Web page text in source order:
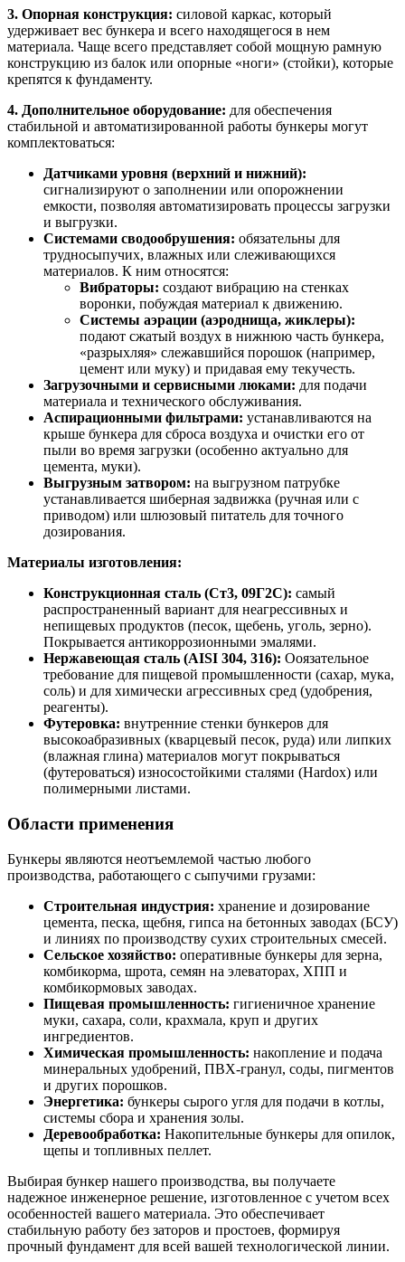
3. Опорная конструкция: силовой каркас, который
удерживает вес бункера и всего находящегося в нем
материала. Чаще всего представляет собой мощную рамную
конструкцию из балок или опорные «ноги» (стойки), которые
крепятся к фундаменту.
4. Дополнительное оборудование: для обеспечения
стабильной и автоматизированной работы бункеры могут
комплектоваться:
Датчиками уровня (верхний и нижний):
сигнализируют о заполнении или опорожнении
емкости, позволяя автоматизировать процессы загрузки
и выгрузки.
Системами сводообрушения: обязательны для
трудносыпучих, влажных или слеживающихся
материалов. К ним относятся:
Вибраторы: создают вибрацию на стенках
воронки, побуждая материал к движению.
Системы аэрации (аэроднища, жиклеры):
подают сжатый воздух в нижнюю часть бункера,
«разрыхляя» слежавшийся порошок (например,
цемент или муку) и придавая ему текучесть.
Загрузочными и сервисными люками: для подачи
материала и технического обслуживания.
Аспирационными фильтрами: устанавливаются на
крыше бункера для сброса воздуха и очистки его от
пыли во время загрузки (особенно актуально для
цемента, муки).
Выгрузным затвором: на выгрузном патрубке
устанавливается шиберная задвижка (ручная или с
приводом) или шлюзовый питатель для точного
дозирования.
Материалы изготовления:
Конструкционная сталь (Ст3, 09Г2С): самый
распространенный вариант для неагрессивных и
непищевых продуктов (песок, щебень, уголь, зерно).
Покрывается антикоррозионными эмалями.
Нержавеющая сталь (AISI 304, 316): Ооязательное
требование для пищевой промышленности (сахар, мука,
соль) и для химически агрессивных сред (удобрения,
реагенты).
Футеровка: внутренние стенки бункеров для
высокоабразивных (кварцевый песок, руда) или липких
(влажная глина) материалов могут покрываться
(футероваться) износостойкими сталями (Hardox) или
полимерными листами.
Области применения
Бункеры являются неотъемлемой частью любого
производства, работающего с сыпучими грузами:
Строительная индустрия: хранение и дозирование
цемента, песка, щебня, гипса на бетонных заводах (БСУ)
и линиях по производству сухих строительных смесей.
Сельское хозяйство: оперативные бункеры для зерна,
комбикорма, шрота, семян на элеваторах, ХПП и
комбикормовых заводах.
Пищевая промышленность: гигиеничное хранение
муки, сахара, соли, крахмала, круп и других
ингредиентов.
Химическая промышленность: накопление и подача
минеральных удобрений, ПВХ-гранул, соды, пигментов
и других порошков.
Энергетика: бункеры сырого угля для подачи в котлы,
системы сбора и хранения золы.
Деревообработка: Накопительные бункеры для опилок,
щепы и топливных пеллет.
Выбирая бункер нашего производства, вы получаете
надежное инженерное решение, изготовленное с учетом всех
особенностей вашего материала. Это обеспечивает
стабильную работу без заторов и простоев, формируя
прочный фундамент для всей вашей технологической линии.